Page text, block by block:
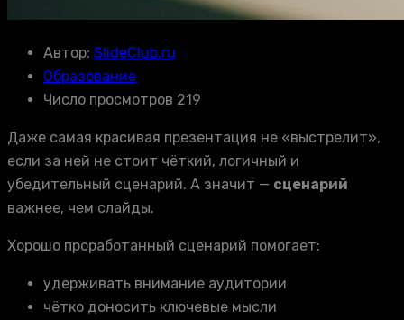
Автор: SlideClub.ru
Образование
Число просмотров 219
Даже самая красивая презентация не «выстрелит»,
если за ней не стоит чёткий, логичный и
убедительный сценарий. А значит — сценарий
важнее, чем слайды.
Хорошо проработанный сценарий помогает:
удерживать внимание аудитории
чётко доносить ключевые мысли